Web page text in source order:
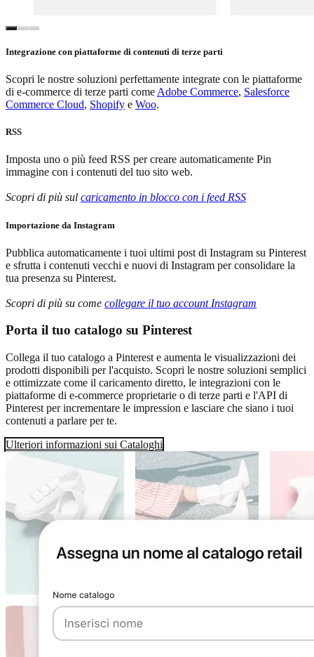
Integrazione con piattaforme di contenuti di terze parti
Scopri le nostre soluzioni perfettamente integrate con le piattaforme
di e-commerce di terze parti come Adobe Commerce, Salesforce
Commerce Cloud, Shopify e Woo.
RSS
Imposta uno o più feed RSS per creare automaticamente Pin
immagine con i contenuti del tuo sito web.
Scopri di più sul caricamento in blocco con i feed RSS
Importazione da Instagram
Pubblica automaticamente i tuoi ultimi post di Instagram su Pinterest
e sfrutta i contenuti vecchi e nuovi di Instagram per consolidare la
tua presenza su Pinterest.
Scopri di più su come collegare il tuo account Instagram
Porta il tuo catalogo su Pinterest
Collega il tuo catalogo a Pinterest e aumenta le visualizzazioni dei
prodotti disponibili per l'acquisto. Scopri le nostre soluzioni semplici
e ottimizzate come il caricamento diretto, le integrazioni con le
piattaforme di e-commerce proprietarie o di terze parti e l'API di
Pinterest per incrementare le impression e lasciare che siano i tuoi
contenuti a parlare per te.
Ulteriori informazioni sui Cataloghi